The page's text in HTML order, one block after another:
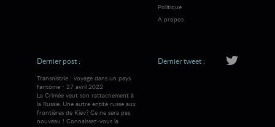
Politique
A propos
Dernier post :
Transnistrie : voyage dans un pays
fantôme - 27 avril 2022
La Crimée veut son rattachement à
la Russie. Une autre entité russe aux
frontières de Kiev? Ce ne sera pas
nouveau ! Connaissez-vous la
Dernier tweet :